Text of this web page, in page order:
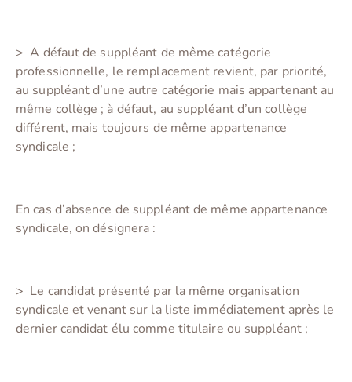
> A défaut de suppléant de même catégorie
professionnelle, le remplacement revient, par priorité,
au suppléant d’une autre catégorie mais appartenant au
même collège ; à défaut, au suppléant d’un collège
différent, mais toujours de même appartenance
syndicale ;
En cas d’absence de suppléant de même appartenance
syndicale, on désignera :
> Le candidat présenté par la même organisation
syndicale et venant sur la liste immédiatement après le
dernier candidat élu comme titulaire ou suppléant ;